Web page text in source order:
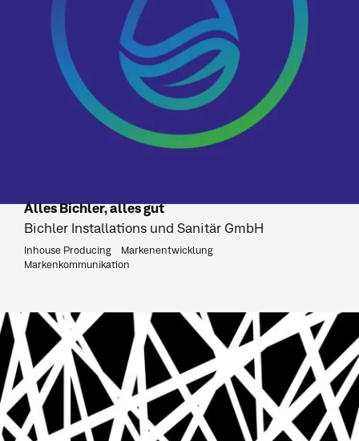
Alles Bichler, alles gut
Bichler Installations und Sanitär GmbH
Inhouse Producing
Markenentwicklung
Markenkommunikation